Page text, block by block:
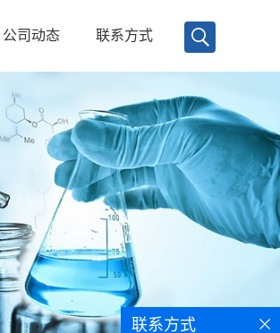
公司动态 联系方式
联系方式